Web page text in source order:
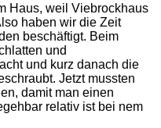
Haus, weil Viebrockhaus
haben wir die Zeit
beschäftigt. Beim
und
und kurz danach die
Jetzt mussten
damit man einen
relativ ist bei nem